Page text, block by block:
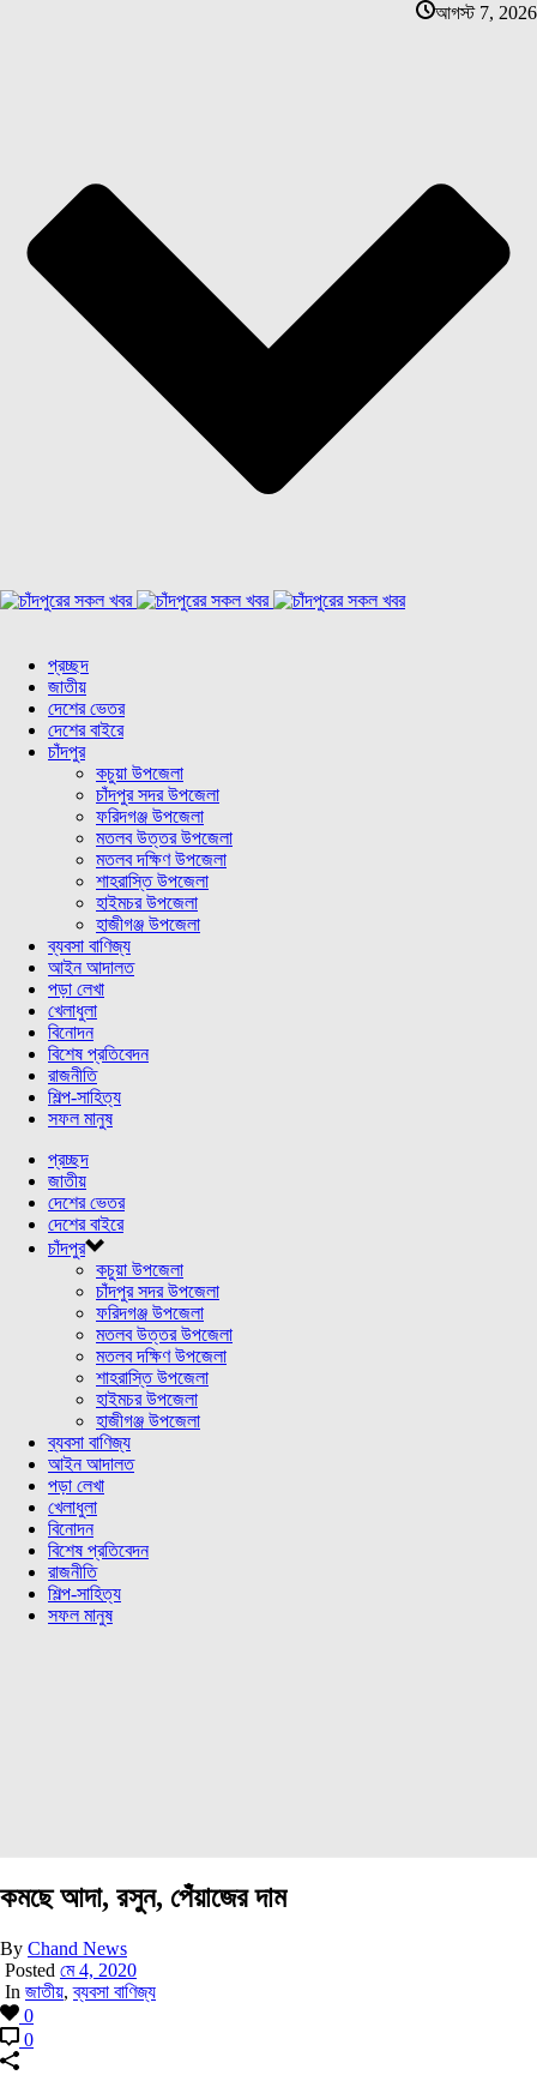
আগস্ট 7, 2026
প্রচ্ছদ
জাতীয়
দেশের ভেতর
দেশের বাইরে
চাঁদপুর
কচুয়া উপজেলা
চাঁদপুর সদর উপজেলা
ফরিদগঞ্জ উপজেলা
মতলব উত্তর উপজেলা
মতলব দক্ষিণ উপজেলা
শাহরাস্তি উপজেলা
হাইমচর উপজেলা
হাজীগঞ্জ উপজেলা
ব্যবসা বাণিজ্য
আইন আদালত
পড়া লেখা
খেলাধুলা
বিনোদন
বিশেষ প্রতিবেদন
রাজনীতি
শিল্প-সাহিত্য
সফল মানুষ
প্রচ্ছদ
জাতীয়
দেশের ভেতর
দেশের বাইরে
চাঁদপুর
কচুয়া উপজেলা
চাঁদপুর সদর উপজেলা
ফরিদগঞ্জ উপজেলা
মতলব উত্তর উপজেলা
মতলব দক্ষিণ উপজেলা
শাহরাস্তি উপজেলা
হাইমচর উপজেলা
হাজীগঞ্জ উপজেলা
ব্যবসা বাণিজ্য
আইন আদালত
পড়া লেখা
খেলাধুলা
বিনোদন
বিশেষ প্রতিবেদন
রাজনীতি
শিল্প-সাহিত্য
সফল মানুষ
কমছে আদা, রসুন, পেঁয়াজের দাম
By Chand News
Posted মে 4, 2020
In জাতীয়,ব্যবসা বাণিজ্য
0
0